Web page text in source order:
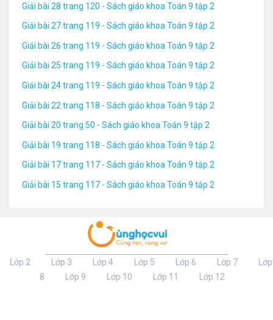
Giải bài 28 trang 120 - Sách giáo khoa Toán 9 tập 2
Giải bài 27 trang 119 - Sách giáo khoa Toán 9 tập 2
Giải bài 26 trang 119 - Sách giáo khoa Toán 9 tập 2
Giải bài 25 trang 119 - Sách giáo khoa Toán 9 tập 2
Giải bài 24 trang 119 - Sách giáo khoa Toán 9 tập 2
Giải bài 22 trang 118 - Sách giáo khoa Toán 9 tập 2
Giải bài 20 trang 50 - Sách giáo khoa Toán 9 tập 2
Giải bài 19 trang 118 - Sách giáo khoa Toán 9 tập 2
Giải bài 17 trang 117 - Sách giáo khoa Toán 9 tập 2
Giải bài 15 trang 117 - Sách giáo khoa Toán 9 tập 2
Lớp 2 Lớp 3 Lớp 4 Lớp 5 Lớp 6 Lớp 7
Lớp
8
Lớp 9 Lớp 10 Lớp 11 Lớp 12